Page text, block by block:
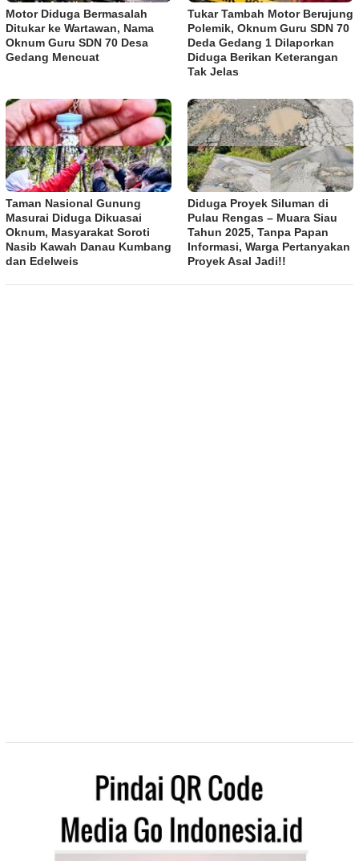
Motor Diduga Bermasalah
Ditukar ke Wartawan, Nama
Oknum Guru SDN 70 Desa
Gedang Mencuat
Tukar Tambah Motor Berujung
Polemik, Oknum Guru SDN 70
Deda Gedang 1 Dilaporkan
Diduga Berikan Keterangan
Tak Jelas
Taman Nasional Gunung
Masurai Diduga Dikuasai
Oknum, Masyarakat Soroti
Nasib Kawah Danau Kumbang
dan Edelweis
Diduga Proyek Siluman di
Pulau Rengas – Muara Siau
Tahun 2025, Tanpa Papan
Informasi, Warga Pertanyakan
Proyek Asal Jadi!!